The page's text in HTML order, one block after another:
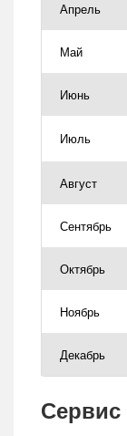
Апрель
Май
Июнь
Июль
Август
Сентябрь
Октябрь
Ноябрь
Декабрь
Сервис